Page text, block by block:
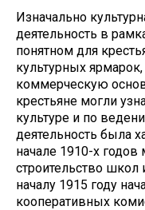
Изначально
деятельность в
понятном для
культурных
коммерческую
крестьяне могли
культуре и по
деятельность была
начале 1910-х
строительство школ
началу 1915 году
кооперативных